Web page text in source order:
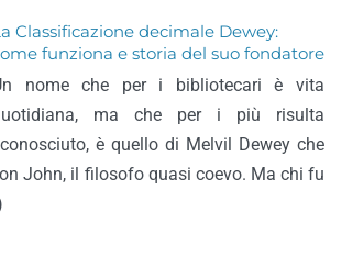
Classificazione decimale Dewey:
funziona e storia del suo fondatore
nome che per i bibliotecari è vita
ma che per i più risulta
è quello di Melvil Dewey che
John, il filosofo quasi coevo. Ma chi fu